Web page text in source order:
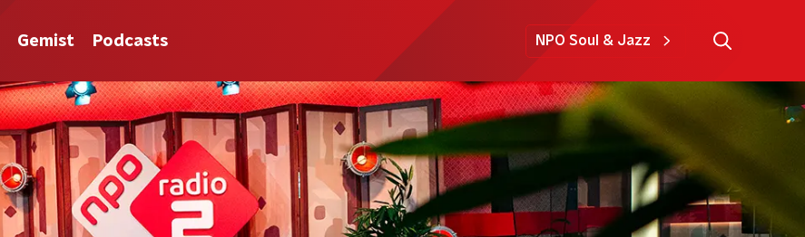
Gemist Podcasts NPO Soul & Jazz